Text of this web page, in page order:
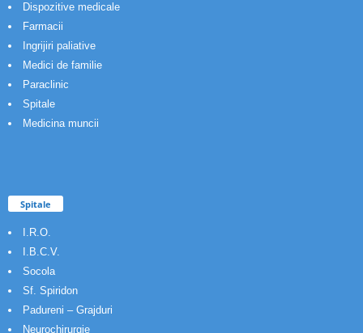
Dispozitive medicale
Farmacii
Ingrijiri paliative
Medici de familie
Paraclinic
Spitale
Medicina muncii
Spitale
I.R.O.
I.B.C.V.
Socola
Sf. Spiridon
Padureni – Grajduri
Neurochirurgie